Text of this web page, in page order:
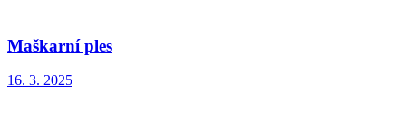
Maškarní ples
16. 3. 2025